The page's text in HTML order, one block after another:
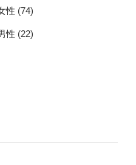
性 (74)
性 (22)